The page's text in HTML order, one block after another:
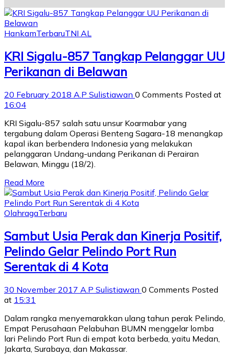
HankamTerbaruTNI AL
KRI Sigalu-857 Tangkap Pelanggar UU
Perikanan di Belawan
20 February 2018 A.P Sulistiawan 0 Comments Posted at
16:04
KRI Sigalu-857 salah satu unsur Koarmabar yang
tergabung dalam Operasi Benteng Sagara-18 menangkap
kapal ikan berbendera Indonesia yang melakukan
pelanggaran Undang-undang Perikanan di Perairan
Belawan, Minggu (18/2).
Read More
OlahragaTerbaru
Sambut Usia Perak dan Kinerja Positif,
Pelindo Gelar Pelindo Port Run
Serentak di 4 Kota
30 November 2017 A.P Sulistiawan 0 Comments Posted
at 15:31
Dalam rangka menyemarakkan ulang tahun perak Pelindo,
Empat Perusahaan Pelabuhan BUMN menggelar lomba
lari Pelindo Port Run di empat kota berbeda, yaitu Medan,
Jakarta, Surabaya, dan Makassar.